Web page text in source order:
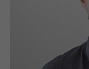
Hausmacher Sülze